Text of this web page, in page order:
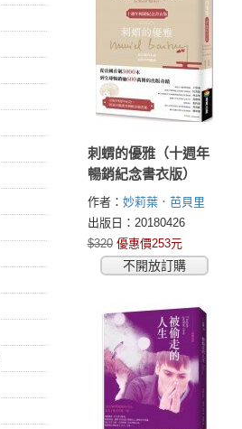
刺蝟的優雅（十週年
暢銷紀念書衣版）
作者： 妙莉葉．芭貝里
(Muriel Barbery)
出版日：20180426
$320 優惠價253元
不開放訂購